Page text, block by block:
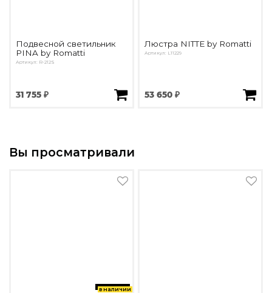
Подвесной светильник
PINA by Romatti
Артикул: R-212S
31 755 ₽
Люстра NITTE by Romatti
Артикул: L11229
53 650 ₽
Вы просматривали
в наличии